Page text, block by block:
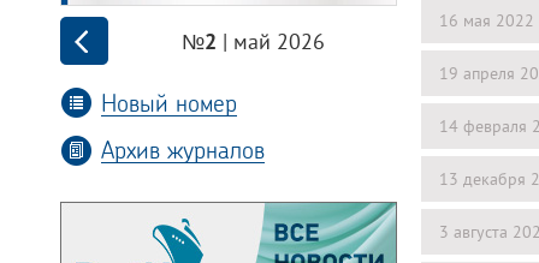
№2 | май 2026
Новый номер
Архив журналов
16 мая 2022
19 апреля
14 февраля
13 декабря
3 августа